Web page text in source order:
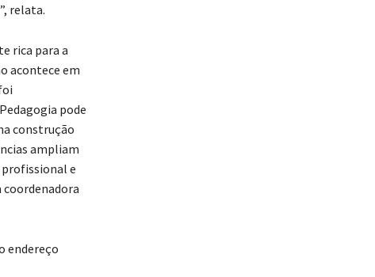
relata.
rica para a
acontece em
pode
construção
ampliam
e
endereço